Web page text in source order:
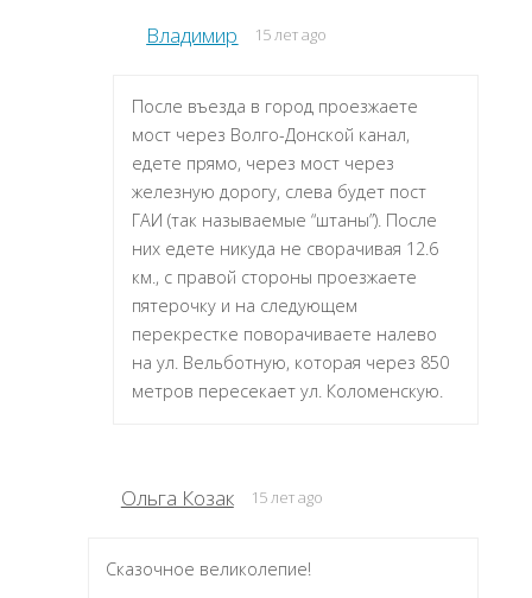
Владимир 15 лет ago
После въезда в город проезжаете
мост через Волго-Донской канал,
едете прямо, через мост через
железную дорогу, слева будет пост
ГАИ (так называемые “штаны”). После
них едете никуда не сворачивая 12.6
км., с правой стороны проезжаете
пятерочку и на следующем
перекрестке поворачиваете налево
на ул. Вельботную, которая через 850
метров пересекает ул. Коломенскую.
Ольга Козак 15 лет ago
Сказочное великолепие!